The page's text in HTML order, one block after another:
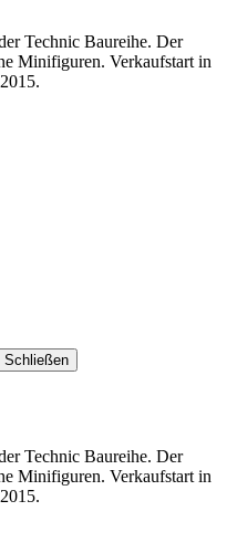
Technic Baureihe. Der
Minifiguren. Verkaufstart in
Schließen
Technic Baureihe. Der
Minifiguren. Verkaufstart in